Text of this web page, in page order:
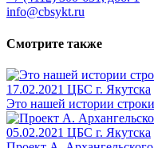
info@cbsykt.ru
Смотрите также
17.02.2021 ЦБС г. Якутска
Это нашей истории
05.02.2021 ЦБС г. Якутска